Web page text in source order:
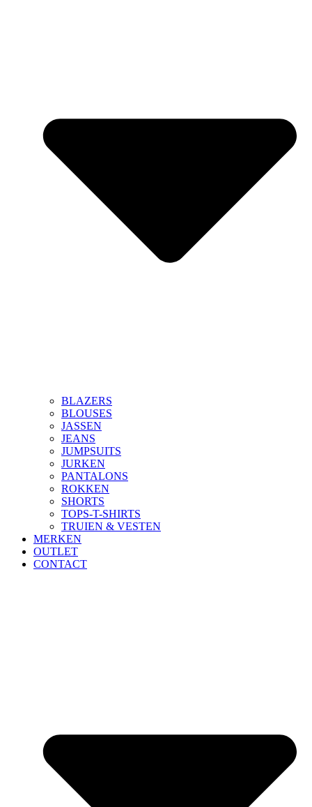
BLAZERS
BLOUSES
JASSEN
JEANS
JUMPSUITS
JURKEN
PANTALONS
ROKKEN
SHORTS
TOPS-T-SHIRTS
TRUIEN & VESTEN
MERKEN
OUTLET
CONTACT